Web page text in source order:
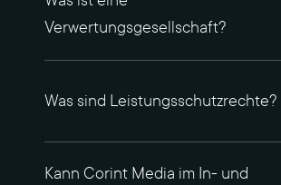
Verwertungsgesellschaft?
Was sind Leistungsschutzrechte?
Kann Corint Media im In- und